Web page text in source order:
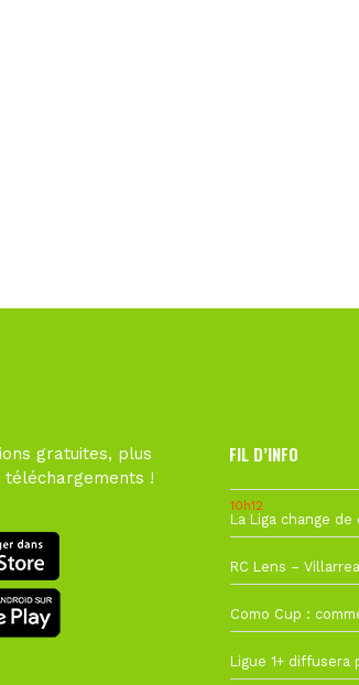
gratuites, plus
téléchargements !
FIL D’INFO
10h12